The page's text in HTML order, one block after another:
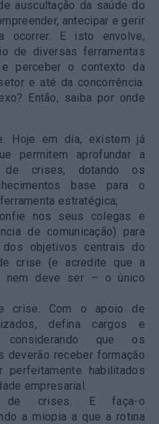
auscultação da saúde do
antecipar e gerir
ocorrer. E isto envolve,
de diversas ferramentas
perceber o contexto da
e até da concorrência.
Então, saiba por onde
. Hoje em dia, existem já
permitem aprofundar a
crises, dotando os
base para o
estratégica;
nos seus colegas e
de comunicação) para
dos objetivos centrais do
crise (e acredite que a
nem deve ser – o único
crise. Com o apoio de
defina cargos e
considerando que os
deverão receber formação
habilitados
empresarial.
de crises. E faça-o
a miopia a que a rotina